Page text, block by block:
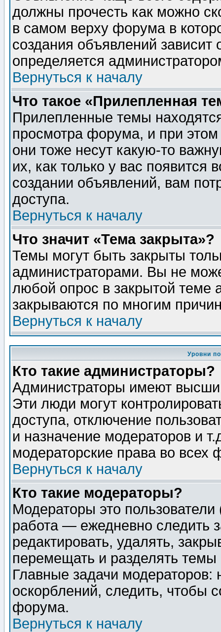
должны прочесть как можно
в самом верху форума в
создания объявлений зависит
определяется
Вернуться к началу
Что такое «Прилепленная
Прилепленные темы
просмотра форума, и при
они тоже несут какую-то
их, как только у вас появится
создании объявлений, вам
доступа.
Вернуться к началу
Что значит «Тема закрыта»?
Темы могут быть закрыты
администраторами. Вы не
любой опрос в закрытой теме
закрываются по многим
Вернуться к началу
Уровни
Кто такие администраторы?
Администраторы имеют
Эти люди могут
доступа, отключение
и назначение модераторов и
модераторские права во всех
Вернуться к началу
Кто такие модераторы?
Модераторы это
работа — ежедневно следить
редактировать, удалять,
перемещать и разделять
Главные задачи
оскорблений, следить, чтобы
форума.
Вернуться к началу